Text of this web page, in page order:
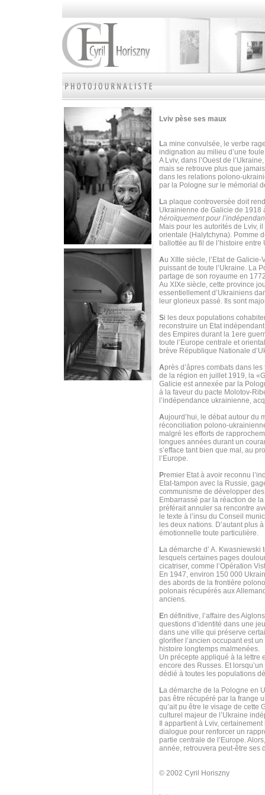
Lviv pèse ses maux
La mine convulsée, le verbe
indignation au milieu d’une
A Lviv, dans l’Ouest de
mais se retrouve plus que
dans les relations polono-
par la Pologne sur le mémorial
La plaque controversée doit
Ukrainienne de Galicie de 1918
héroïquement pour
Mais pour les autorités de Lviv,
orientale (Halytchyna). Pomme
ballottée au fil de l’histoire
Au XIIIe siècle, l’Etat de
puissant de toute l’Ukraine. La
partage de son royaume en
Au XIXe siècle, cette province
essentiellement d’Ukrainiens
leur glorieux passé. Ils sont
Si les deux populations
reconstruire un Etat
des Empires durant la 1ere
toute l’Europe centrale et
brève République Nationale
Après d’âpres combats dans
de la région en juillet 1919, la
Galicie est annexée par la
à la faveur du pacte Molotov-
l’indépendance ukrainienne,
Aujourd’hui, le débat autour du
réconciliation polono-
malgré les efforts de
longues années durant un
s’efface tant bien que mal, au
l’Europe.
Premier Etat à avoir reconnu
Etat-tampon avec la Russie,
communisme de développer
Embarrassé par la réaction de
préférait annuler sa rencontre
le texte à l’insu du Conseil
les deux nations. D’autant plus
émotionnelle toute particulière.
La démarche d’ A.
lesquels certaines pages
cicatriser, comme l’Opération
En 1947, environ 150 000
des abords de la frontière
polonais récupérés aux
anciens.
En définitive, l’affaire des
questions d’identité dans une
dans une ville qui préserve
glorifier l’ancien occupant est
histoire longtemps malmenées.
Un précepte appliqué à la lettre
encore des Russes. Et
dédié à toutes les populations
La démarche de la Pologne en
pas être récupéré par la frange
qu’ait pu être le visage de cette
culturel majeur de l’Ukraine
Il appartient à Lviv,
dialogue pour renforcer un
partie centrale de l’Europe.
année, retrouvera peut-être ses
© 2002 Cyril Horiszny